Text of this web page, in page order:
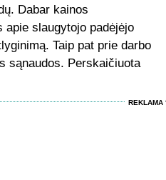
Dabar kainos
slaugytojo padėjėjo
Taip pat prie darbo
sąnaudos. Perskaičiuota
REKLAMA